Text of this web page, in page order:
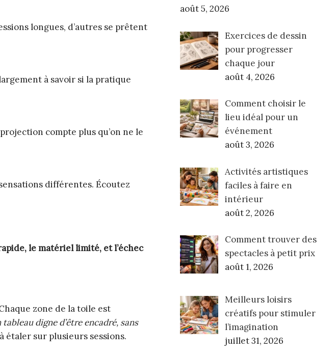
longues, d’autres se prêtent
à savoir si la pratique
compte plus qu’on ne le
différentes. Écoutez
le matériel limité, et l’échec
zone de la toile est
digne d’être encadré, sans
étaler sur plusieurs sessions.
août 5, 2026
Exercices de dessin
pour progresser
chaque jour
août 4, 2026
Comment choisir le
lieu idéal pour un
événement
août 3, 2026
Activités artistiques
faciles à faire en
intérieur
août 2, 2026
Comment trouver des
spectacles à petit prix
août 1, 2026
Meilleurs loisirs
créatifs pour stimuler
l’imagination
juillet 31, 2026